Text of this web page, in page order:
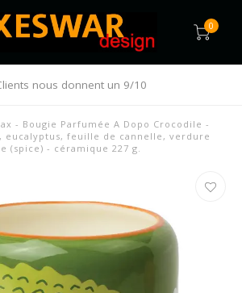
0
nous donnent un 9/10
- Bougie Parfumée A Dopo Crocodile -
eucalyptus, feuille de cannelle, verdure
(spice) - céramique 227 g.